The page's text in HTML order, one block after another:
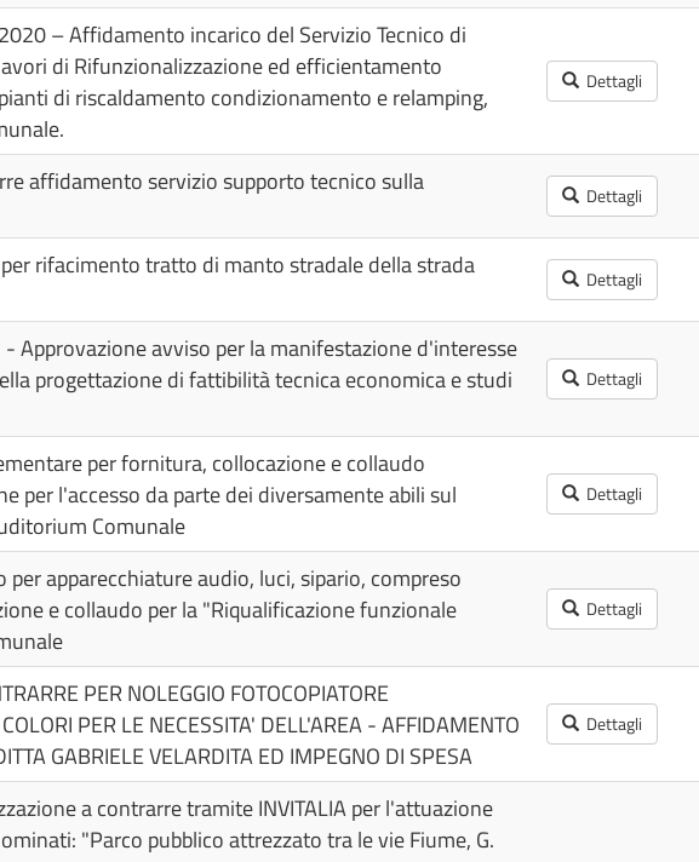
– Affidamento incarico del Servizio Tecnico di
di Rifunzionalizzazione ed efficientamento
di riscaldamento condizionamento e relamping,
Dettagli
affidamento servizio supporto tecnico sulla
Dettagli
rifacimento tratto di manto stradale della strada
Dettagli
Approvazione avviso per la manifestazione d'interesse
progettazione di fattibilità tecnica economica e studi
Dettagli
per fornitura, collocazione e collaudo
per l'accesso da parte dei diversamente abili sul
Comunale
Dettagli
apparecchiature audio, luci, sipario, compreso
e collaudo per la "Riqualificazione funzionale
Dettagli
PER NOLEGGIO FOTOCOPIATORE
PER LE NECESSITA' DELL'AREA - AFFIDAMENTO
GABRIELE VELARDITA ED IMPEGNO DI SPESA
Dettagli
a contrarre tramite INVITALIA per l'attuazione
"Parco pubblico attrezzato tra le vie Fiume, G.